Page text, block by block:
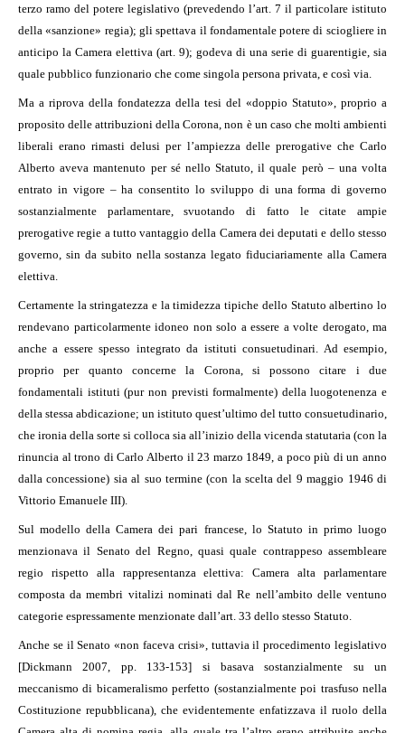
terzo ramo del potere legislativo (prevedendo l’art. 7 il particolare istituto
della «sanzione» regia); gli spettava il fondamentale potere di sciogliere in
anticipo la Camera elettiva (art. 9); godeva di una serie di guarentigie, sia
quale pubblico funzionario che come singola persona privata, e così via.
Ma a riprova della fondatezza della tesi del «doppio Statuto», proprio a
proposito delle attribuzioni della Corona, non è un caso che molti ambienti
liberali erano rimasti delusi per l’ampiezza delle prerogative che Carlo
Alberto aveva mantenuto per sé nello Statuto, il quale però – una volta
entrato in vigore – ha consentito lo sviluppo di una forma di governo
sostanzialmente parlamentare, svuotando di fatto le citate ampie
prerogative regie a tutto vantaggio della Camera dei deputati e dello stesso
governo, sin da subito nella sostanza legato fiduciariamente alla Camera
elettiva.
Certamente la stringatezza e la timidezza tipiche dello Statuto albertino lo
rendevano particolarmente idoneo non solo a essere a volte derogato, ma
anche a essere spesso integrato da istituti consuetudinari. Ad esempio,
proprio per quanto concerne la Corona, si possono citare i due
fondamentali istituti (pur non previsti formalmente) della luogotenenza e
della stessa abdicazione; un istituto quest’ultimo del tutto consuetudinario,
che ironia della sorte si colloca sia all’inizio della vicenda statutaria (con la
rinuncia al trono di Carlo Alberto il 23 marzo 1849, a poco più di un anno
dalla concessione) sia al suo termine (con la scelta del 9 maggio 1946 di
Vittorio Emanuele III).
Sul modello della Camera dei pari francese, lo Statuto in primo luogo
menzionava il Senato del Regno, quasi quale contrappeso assembleare
regio rispetto alla rappresentanza elettiva: Camera alta parlamentare
composta da membri vitalizi nominati dal Re nell’ambito delle ventuno
categorie espressamente menzionate dall’art. 33 dello stesso Statuto.
Anche se il Senato «non faceva crisi», tuttavia il procedimento legislativo
[Dickmann 2007, pp. 133-153] si basava sostanzialmente su un
meccanismo di bicameralismo perfetto (sostanzialmente poi trasfuso nella
Costituzione repubblicana), che evidentemente enfatizzava il ruolo della